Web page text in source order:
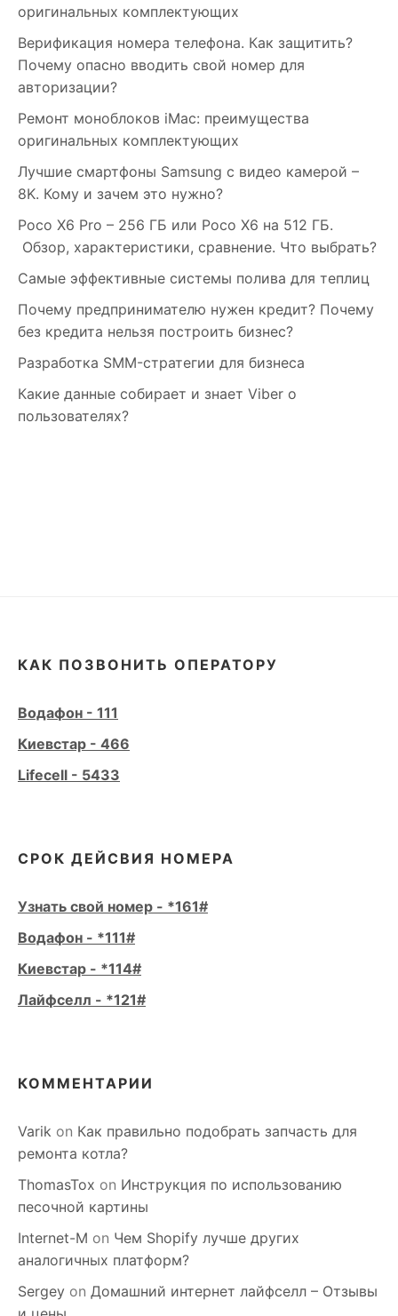
оригинальных комплектующих
Верификация номера телефона. Как защитить?
Почему опасно вводить свой номер для
авторизации?
Ремонт моноблоков iMac: преимущества
оригинальных комплектующих
Лучшие смартфоны Samsung c видео камерой –
8K. Кому и зачем это нужно?
Poco X6 Pro – 256 ГБ или Poco X6 на 512 ГБ.
Обзор, характеристики, сравнение. Что выбрать?
Самые эффективные системы полива для теплиц
Почему предпринимателю нужен кредит? Почему
без кредита нельзя построить бизнес?
Разработка SMM-стратегии для бизнеса
Какие данные собирает и знает Viber о
пользователях?
КАК ПОЗВОНИТЬ ОПЕРАТОРУ
Водафон - 111
Киевстар - 466
Lifecell - 5433
СРОК ДЕЙСВИЯ НОМЕРА
Узнать свой номер - *161#
Водафон - *111#
Киевстар - *114#
Лайфселл - *121#
КОММЕНТАРИИ
Varik on Как правильно подобрать запчасть для
ремонта котла?
ThomasTox on Инструкция по использованию
песочной картины
Internet-M on Чем Shopify лучше других
аналогичных платформ?
Sergey on Домашний интернет лайфселл – Отзывы